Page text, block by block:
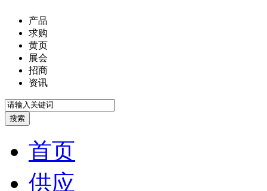
产品
求购
黄页
展会
招商
资讯
首页
供应